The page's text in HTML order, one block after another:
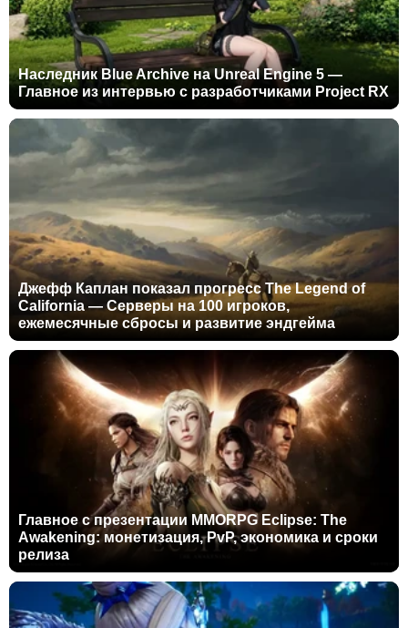
Наследник Blue Archive на Unreal Engine 5 —
Главное из интервью с разработчиками Project RX
Джефф Каплан показал прогресс The Legend of
California — Серверы на 100 игроков,
ежемесячные сбросы и развитие эндгейма
Главное с презентации MMORPG Eclipse: The
Awakening: монетизация, PvP, экономика и сроки
релиза